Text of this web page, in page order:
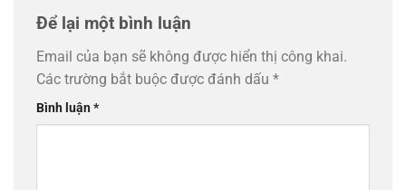
Để lại một bình luận
Email của bạn sẽ không được hiển thị công khai.
Các trường bắt buộc được đánh dấu *
Bình luận*